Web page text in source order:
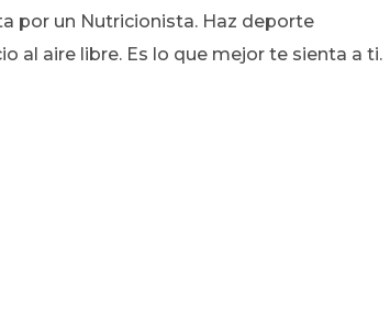
por un Nutricionista. Haz deporte
al aire libre. Es lo que mejor te sienta a ti.